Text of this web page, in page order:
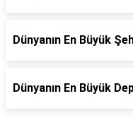
Dünyanın En Büyük
Dünyanın En Büyük